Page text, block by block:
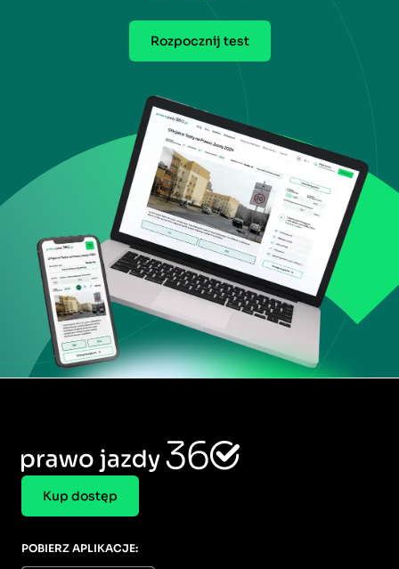
Rozpocznij test
Kup dostęp
POBIERZ APLIKACJE: